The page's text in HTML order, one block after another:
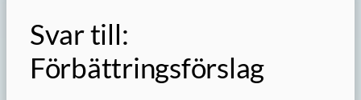
Svar till:
Förbättringsförslag